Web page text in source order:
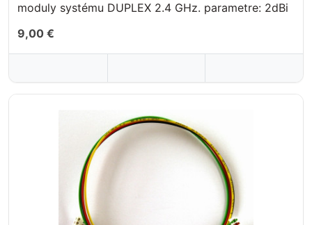
moduly systému DUPLEX 2.4 GHz. parametre: 2dBi
9,00 €